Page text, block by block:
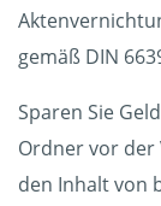
gemäß DIN
Sparen Sie
Ordner vor der
den Inhalt von